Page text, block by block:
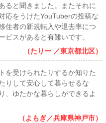
ると聞きました。またそれに
応をうけたYouTuberの投稿な
住者の新規転入や退去率につ
ビスがあると有難いです。
（たりー ／東京都北区）
を受けられたりするか知りた
りして安心して暮らせるな
、ゆたかな暮らしができるよ
（よもぎ／兵庫県神戸市）